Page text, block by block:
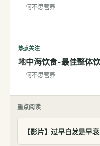
何不思营养
热点关注
地中海饮食-最佳整体
何不思营养
重点阅读
【影片】过早白发是早